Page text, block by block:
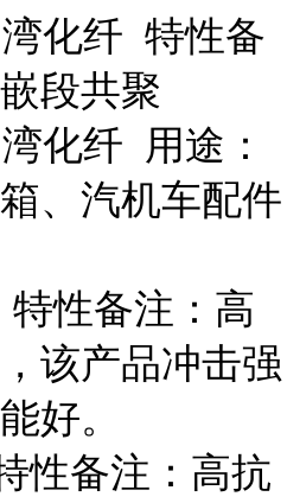
化纤 特性备
段共聚
化纤 用途：
、汽机车配件
性备注：高
，该产品冲击强
好。
性备注：高抗